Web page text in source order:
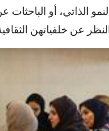
الذاتي، أو
عن خلفياتهن